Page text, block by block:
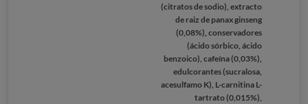
(citratos de sodio), extracto
de raiz de panax ginseng
(0,08%), conservadores
(ácido sórbico, ácido
benzoico), cafeína (0,03%),
edulcorantes (sucralosa,
acesulfamo K), L-carnitina L-
tartrato (0,015%),